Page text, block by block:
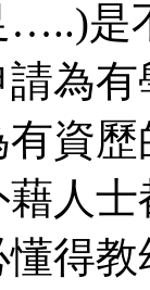
…..)是
為
資
人
得